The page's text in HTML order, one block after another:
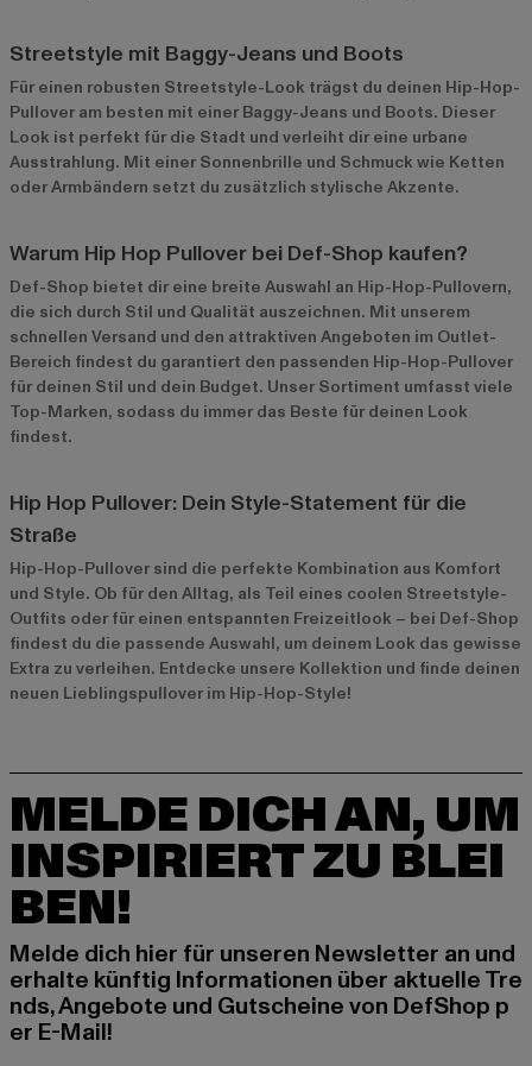
Streetstyle mit Baggy-Jeans und Boots
Für einen robusten Streetstyle-Look trägst du deinen Hip-Hop-
Pullover am besten mit einer Baggy-Jeans und Boots. Dieser
Look ist perfekt für die Stadt und verleiht dir eine urbane
Ausstrahlung. Mit einer Sonnenbrille und Schmuck wie Ketten
oder Armbändern setzt du zusätzlich stylische Akzente.
Warum Hip Hop Pullover bei Def-Shop kaufen?
Def-Shop bietet dir eine breite Auswahl an Hip-Hop-Pullovern,
die sich durch Stil und Qualität auszeichnen. Mit unserem
schnellen Versand und den attraktiven Angeboten im Outlet-
Bereich findest du garantiert den passenden Hip-Hop-Pullover
für deinen Stil und dein Budget. Unser Sortiment umfasst viele
Top-Marken, sodass du immer das Beste für deinen Look
findest.
Hip Hop Pullover: Dein Style-Statement für die
Straße
Hip-Hop-Pullover sind die perfekte Kombination aus Komfort
und Style. Ob für den Alltag, als Teil eines coolen Streetstyle-
Outfits oder für einen entspannten Freizeitlook – bei Def-Shop
findest du die passende Auswahl, um deinem Look das gewisse
Extra zu verleihen. Entdecke unsere Kollektion und finde deinen
neuen Lieblingspullover im Hip-Hop-Style!
MELDE DICH AN, UM
INSPIRIERT ZU BLEI
BEN!
Melde dich hier für unseren Newsletter an und
erhalte künftig Informationen über aktuelle Tre
nds, Angebote und Gutscheine von DefShop p
er E-Mail!